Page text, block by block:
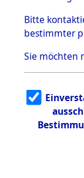
5.3.1
zu
en
5.3.2
g
5.3.3
Bitte
bestimmter
Sie möchten